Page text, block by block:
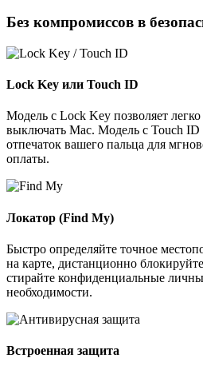
Без компромиссов в
Lock Key или Touch ID
Модель с Lock Key позволяет
выключать Mac. Модель с Touch ID
отпечаток вашего пальца для
оплаты.
Локатор (Find My)
Быстро определяйте точное
на карте, дистанционно
стирайте конфиденциальные
необходимости.
Встроенная защита